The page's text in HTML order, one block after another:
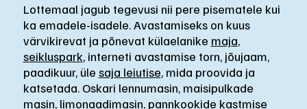
Lottemaal jagub tegevusi nii pere pisematele kui
ka emadele-isadele. Avastamiseks on kuus
värvikirevat ja põnevat külaelanike maja,
seikluspark, interneti avastamise torn, jõujaam,
paadikuur, üle saja leiutise, mida proovida ja
katsetada. Oskari lennumasin, maisipulkade
masin, limonaadimasin, pannkookide kastmise